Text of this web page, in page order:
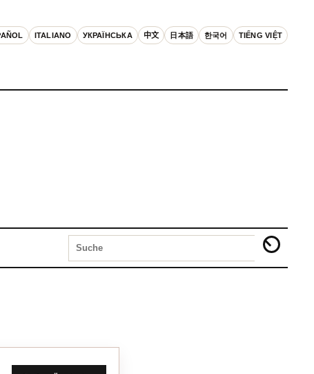
ITALIANO УКРАЇНСЬКА 中文 日本語 한국어 TIẾNG VIỆT